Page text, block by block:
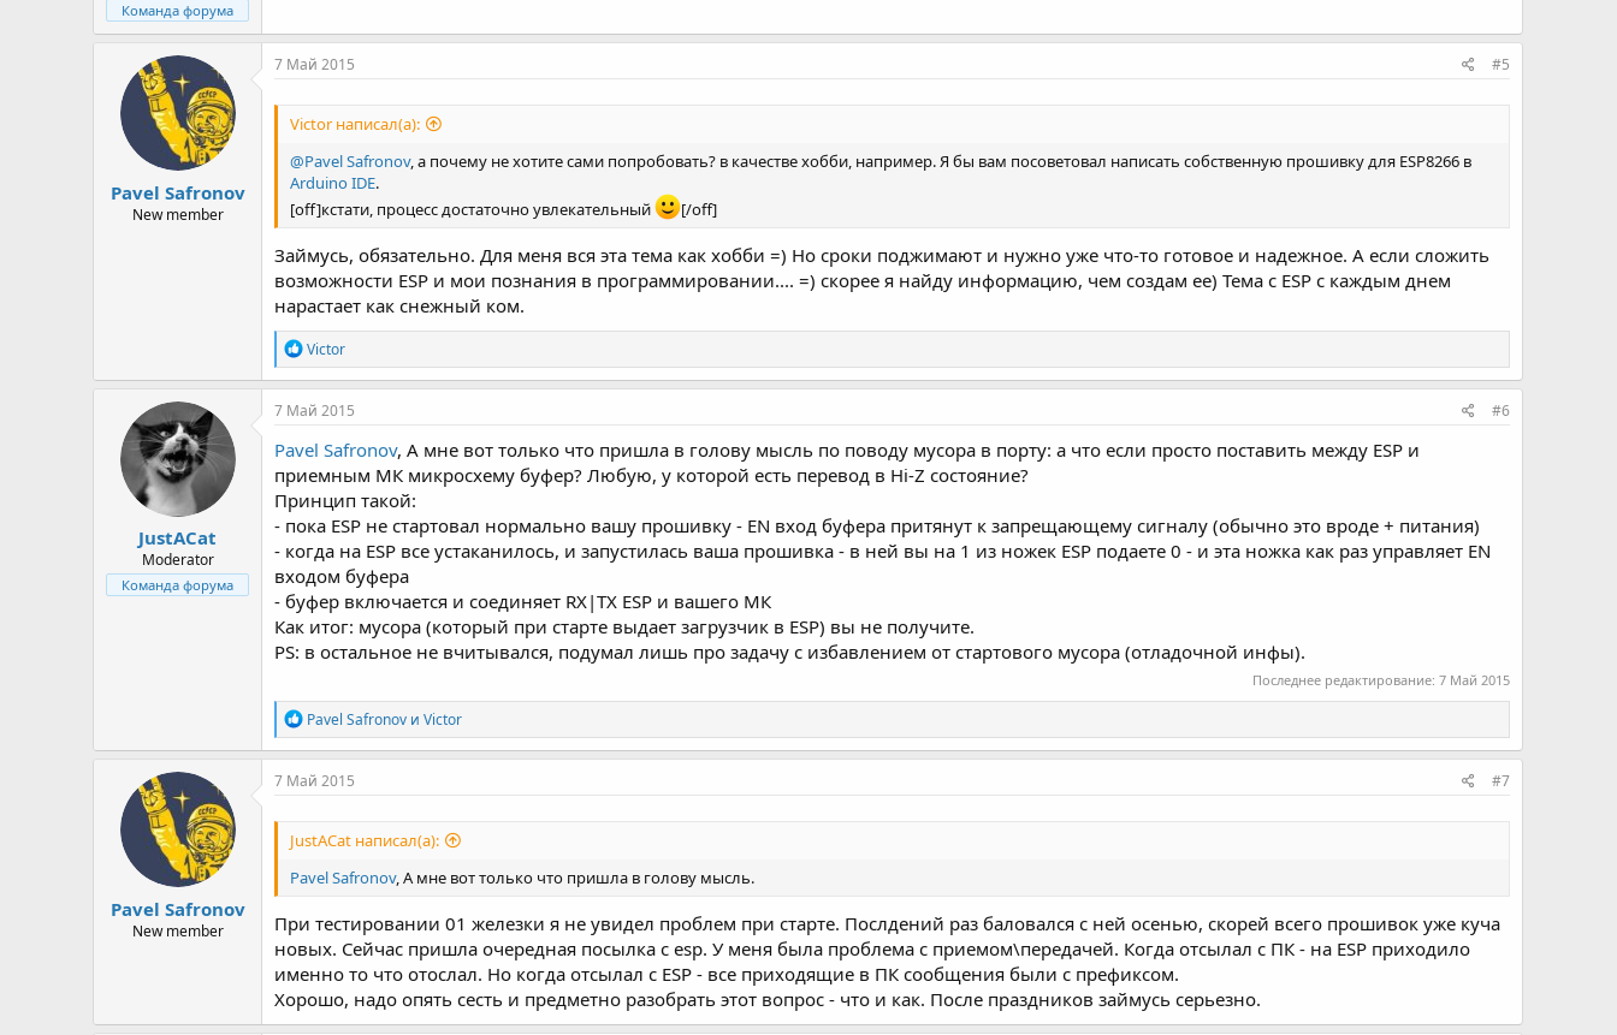
Команда форума
Pavel Safronov
New member
7 Май 2015 #5
Victor написал(а):
@Pavel Safronov, а почему не хотите сами попробовать? в качестве хобби, например. Я бы вам посоветовал написать собственную прошивку для ESP8266 в
Arduino IDE.
[off]кстати, процесс достаточно увлекательный
[/off]
Займусь, обязательно. Для меня вся эта тема как хобби =) Но сроки поджимают и нужно уже что-то готовое и надежное. А если сложить
возможности ESP и мои познания в программировании.... =) скорее я найду информацию, чем создам ее) Тема с ESP с каждым днем
нарастает как снежный ком.
Р
е
а
к
и
и
:
Victor
JustACat
Moderator
Команда форума
7 Май 2015 #6
Pavel Safronov, А мне вот только что пришла в голову мысль по поводу мусора в порту: а что если просто поставить между ESP и
приемным МК микросхему буфер? Любую, у которой есть перевод в Hi-Z состояние?
Принцип такой:
- пока ESP не стартовал нормально вашу прошивку - EN вход буфера притянут к запрещающему сигналу (обычно это вроде + питания)
- когда на ESP все устаканилось, и запустилась ваша прошивка - в ней вы на 1 из ножек ESP подаете 0 - и эта ножка как раз управляет EN
входом буфера
- буфер включается и соединяет RX|TX ESP и вашего МК
Как итог: мусора (который при старте выдает загрузчик в ESP) вы не получите.
PS: в остальное не вчитывался, подумал лишь про задачу с избавлением от стартового мусора (отладочной инфы).
Последнее редактирование:7 Май 2015
Р
е
а
к
и
:
Pavel Safronov иVictor
Pavel Safronov
New member
7 Май 2015 #7
JustACat написал(а):
Pavel Safronov, А мне вот только что пришла в голову мысль.
При тестировании 01 железки я не увидел проблем при старте. Послдений раз баловался с ней осенью, скорей всего прошивок уже куча
новых. Сейчас пришла очередная посылка с esp. У меня была проблема с приемом\передачей. Когда отсылал с ПК - на ESP приходило
именно то что отослал. Но когда отсылал с ESP - все приходящие в ПК сообщения были с префиксом.
Хорошо, надо опять сесть и предметно разобрать этот вопрос - что и как. После праздников займусь серьезно.